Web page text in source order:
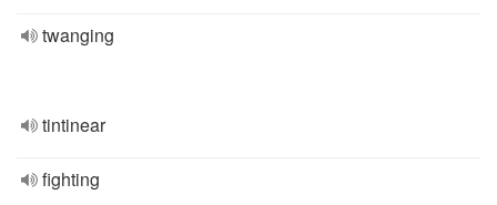
twanging
tintinear
fighting